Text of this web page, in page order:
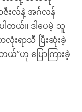
းလ်နဲ့ အင်္ဂလန်
တယ်။ ဒါပေမဲ့ သူ
းရာသီ ပြီးဆုံးခဲ့
ယ်”ဟု ပြောကြားခဲ့